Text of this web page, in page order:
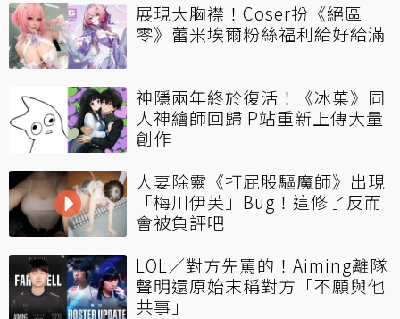
展現大胸襟！Coser扮《絕區
零》蕾米埃爾粉絲福利給好給滿
神隱兩年終於復活！《冰菓》同
人神繪師回歸 P站重新上傳大量
創作
人妻除靈《打屁股驅魔師》出現
「梅川伊芙」Bug！這修了反而
會被負評吧
LOL／對方先罵的！Aiming離隊
聲明還原始末稱對方「不願與他
共事」